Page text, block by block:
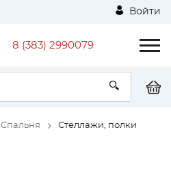
Войти
8 (383) 2990079
Спальня Стеллажи, полки